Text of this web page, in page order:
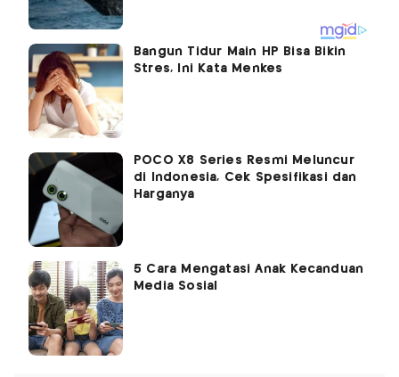
Bangun Tidur Main HP Bisa Bikin
Stres, Ini Kata Menkes
POCO X8 Series Resmi Meluncur
di Indonesia, Cek Spesifikasi dan
Harganya
5 Cara Mengatasi Anak Kecanduan
Media Sosial